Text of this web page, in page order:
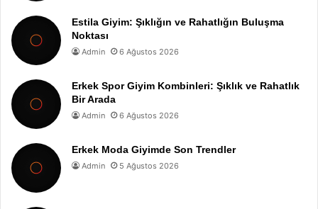
Estila Giyim: Şıklığın ve Rahatlığın Buluşma
Noktası
Admin 6 Ağustos 2026
Erkek Spor Giyim Kombinleri: Şıklık ve Rahatlık
Bir Arada
Admin 6 Ağustos 2026
Erkek Moda Giyimde Son Trendler
Admin 5 Ağustos 2026